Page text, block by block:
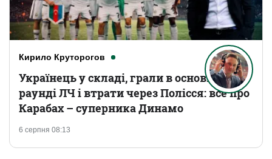
Кирило Круторогов
6 серпня 08:13
Українець у складі, грали в основному
раунді ЛЧ і втрати через Полісся: все про
Карабах – суперника Динамо